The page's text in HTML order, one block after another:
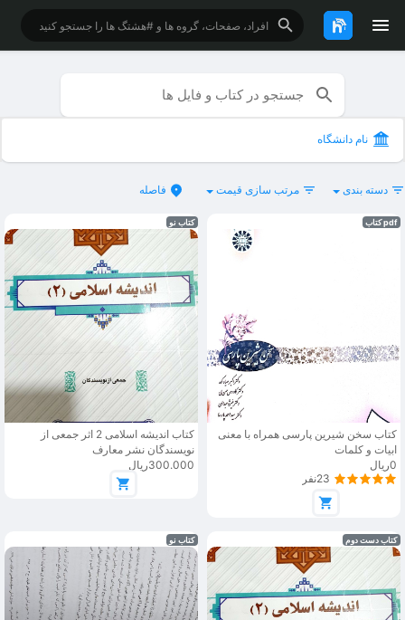
نام دانشگاه
دسته بندی مرتب سازی قیمت فاصله
pdf کتاب
کتاب سخن شیرین پارسی همراه با معنی
ابیات و کلمات
0ریال
23نفر
کتاب نو
کتاب اندیشه اسلامی 2 اثر جمعی از
نویسندگان نشر معارف
300.000ریال
کتاب دست دوم کتاب نو